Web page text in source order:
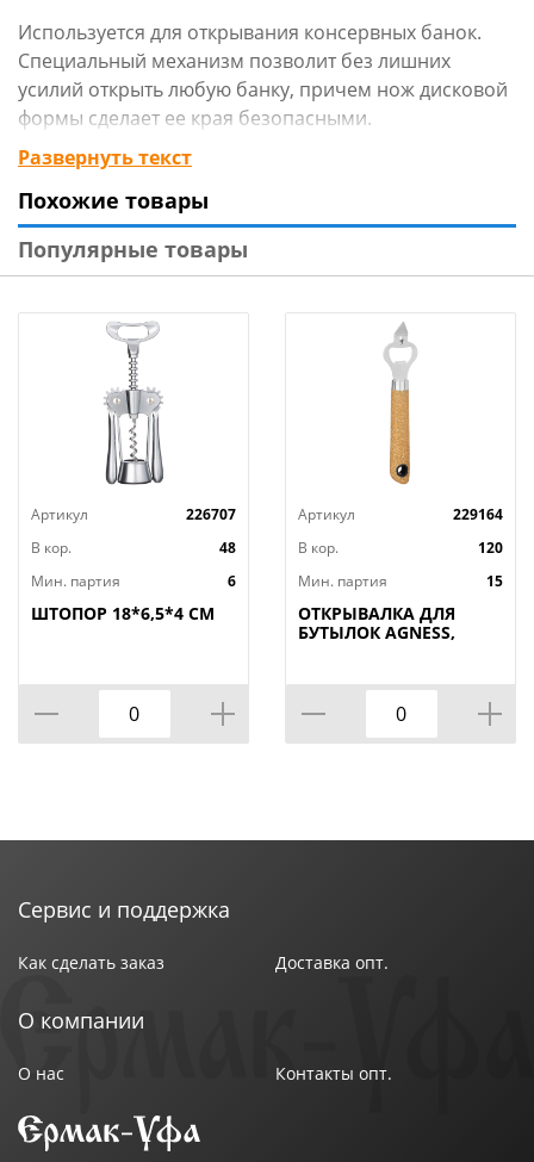
Используется для открывания консервных банок.
Специальный механизм позволит без лишних
усилий открыть любую банку, причем нож дисковой
формы сделает ее края безопасными.
Изготовлено: рабочая часть из хромированной
стали, ручка из дерева. Общая длина 22 см.
Развернуть текст
Похожие товары
Популярные товары
Артикул
226707
В кор.
48
Мин. партия
6
ШТОПОР 18*6,5*4 СМ
Артикул
229164
В кор.
120
Мин. партия
15
ОТКРЫВАЛКА ДЛЯ
БУТЫЛОК AGNESS,
Сервис и поддержка
Как сделать заказ Доставка опт.
О компании
О нас Контакты опт.